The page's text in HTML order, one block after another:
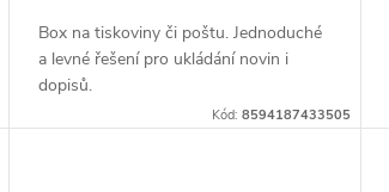
Box na tiskoviny či poštu. Jednoduché
a levné řešení pro ukládání novin i
dopisů.
Kód: 8594187433505